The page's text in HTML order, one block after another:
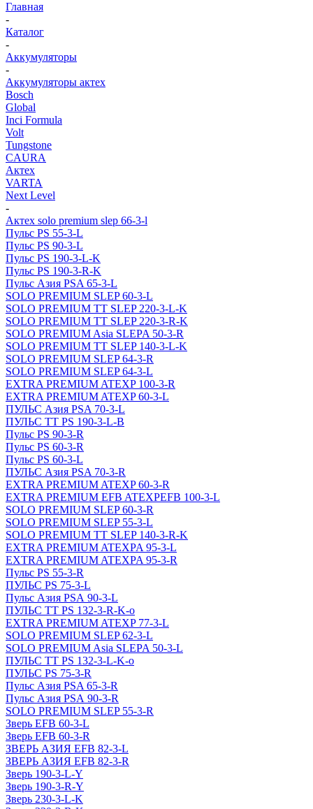
Главная
-
Каталог
-
Аккумуляторы
-
Аккумуляторы актех
Bosch
Global
Inci Formula
Volt
Tungstone
CAURA
Актех
VARTA
Next Level
-
Актех solo premium slep 66-3-l
Пульс PS 55-3-L
Пульс PS 90-3-L
Пульс PS 190-3-L-K
Пульс PS 190-3-R-K
Пульс Азия PSA 65-3-L
SOLO PREMIUM SLEP 60-3-L
SOLO PREMIUM ТТ SLEP 220-3-L-K
SOLO PREMIUM ТТ SLEP 220-3-R-K
SOLO PREMIUM Asia SLEPA 50-3-R
SOLO PREMIUM ТТ SLEP 140-3-L-K
SOLO PREMIUM SLEP 64-3-R
SOLO PREMIUM SLEP 64-3-L
EXTRA PREMIUM ATEXP 100-3-R
EXTRA PREMIUM ATEXP 60-3-L
ПУЛЬС Азия PSA 70-3-L
ПУЛЬС ТТ PS 190-3-L-B
Пульс PS 90-3-R
Пульс PS 60-3-R
Пульс PS 60-3-L
ПУЛЬС Азия PSA 70-3-R
EXTRA PREMIUM ATEXP 60-3-R
EXTRA PREMIUM EFB ATEXPEFB 100-3-L
SOLO PREMIUM SLEP 60-3-R
SOLO PREMIUM SLEP 55-3-L
SOLO PREMIUM ТТ SLEP 140-3-R-K
EXTRA PREMIUM ATEXPA 95-3-L
EXTRA PREMIUM ATEXPA 95-3-R
Пульс PS 55-3-R
ПУЛЬС PS 75-3-L
Пульс Азия PSА 90-3-L
ПУЛЬС ТТ PS 132-3-R-K-o
EXTRA PREMIUM ATEXP 77-3-L
SOLO PREMIUM SLEP 62-3-L
SOLO PREMIUM Asia SLEPA 50-3-L
ПУЛЬС ТТ PS 132-3-L-K-o
ПУЛЬС PS 75-3-R
Пульс Азия PSA 65-3-R
Пульс Азия PSА 90-3-R
SOLO PREMIUM SLEP 55-3-R
Зверь EFB 60-3-L
Зверь EFB 60-3-R
ЗВЕРЬ АЗИЯ EFB 82-3-L
ЗВЕРЬ АЗИЯ EFB 82-3-R
Зверь 190-3-L-Y
Зверь 190-3-R-Y
Зверь 230-3-L-K